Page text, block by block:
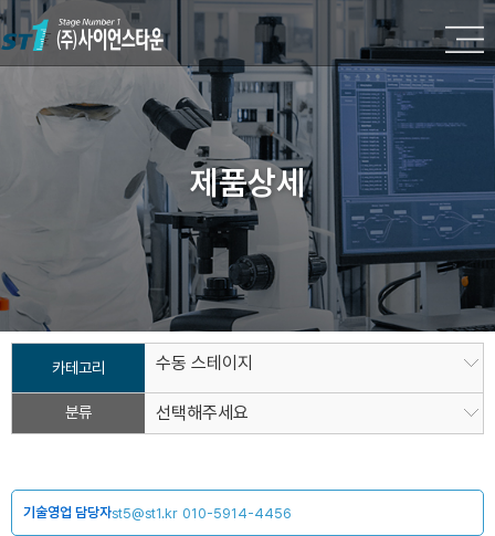
제품상세
카테고리 수동 스테이지
분류 선택해주세요
기술영업 담당자st5@st1.kr 010-5914-4456